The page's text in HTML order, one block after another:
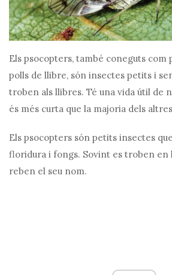
Els psocopters, també coneguts com
polls de llibre, són insectes petits i
troben als llibres. Té una vida útil de
és més curta que la majoria dels
Els psocopters són petits insectes
floridura i fongs. Sovint es troben en
reben el seu nom.